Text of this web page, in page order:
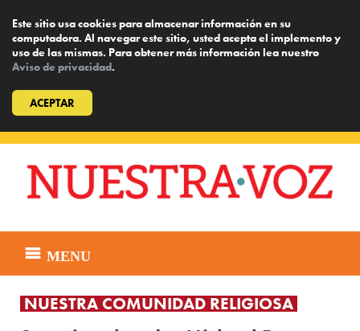
Este sitio usa cookies para almacenar información en su
computadora. Al navegar este sitio, usted acepta el implemento y
uso de las mismas. Para obtener más información lea nuestro
Aviso de privacidad.
ACEPTAR
content
MENU
NUESTRA COMUNIDAD RELIGIOSA